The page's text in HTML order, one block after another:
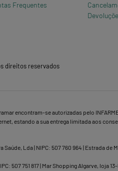
Frequentes
direitos reservados
encontram-se autorizadas pelo
estando a sua entrega limitada aos
Saúde, Lda | NIPC: 507 760 964 | Estrada de
507 751 817 | Mar Shopping Algarve, loja